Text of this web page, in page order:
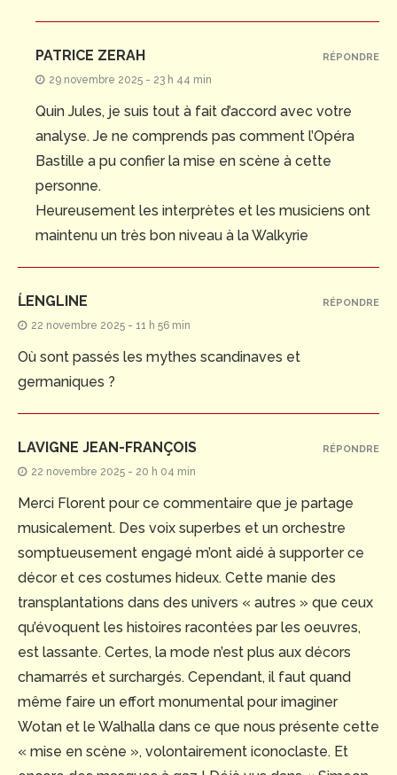
PATRICE ZERAH
29 novembre 2025 - 23 h 44 min
Quin Jules, je suis tout à fait d’accord avec votre
analyse. Je ne comprends pas comment l’Opéra
Bastille a pu confier la mise en scène à cette
personne.
Heureusement les interprètes et les musiciens ont
maintenu un très bon niveau à la Walkyrie
RÉPONDRE
ĹENGLINE
22 novembre 2025 - 11 h 56 min
Où sont passés les mythes scandinaves et
germaniques ?
RÉPONDRE
LAVIGNE JEAN-FRANÇOIS
22 novembre 2025 - 20 h 04 min
Merci Florent pour ce commentaire que je partage
musicalement. Des voix superbes et un orchestre
somptueusement engagé m’ont aidé à supporter ce
décor et ces costumes hideux. Cette manie des
transplantations dans des univers « autres » que ceux
qu’évoquent les histoires racontées par les oeuvres,
est lassante. Certes, la mode n’est plus aux décors
chamarrés et surchargés. Cependant, il faut quand
même faire un effort monumental pour imaginer
Wotan et le Walhalla dans ce que nous présente cette
« mise en scène », volontairement iconoclaste. Et
RÉPONDRE